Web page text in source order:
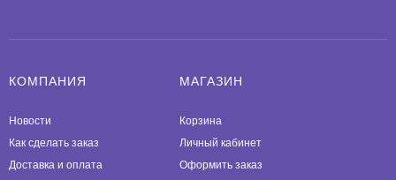
КОМПАНИЯ
Новости
Как сделать заказ
Доставка и оплата
МАГАЗИН
Корзина
Личный кабинет
Оформить заказ